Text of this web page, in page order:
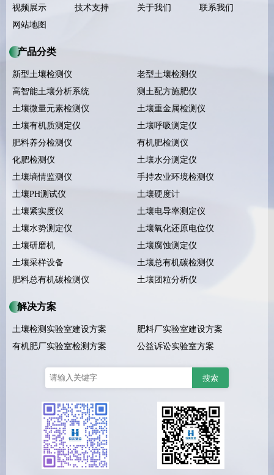
视频展示
技术支持 关于我们
联系我们
网站地图
产品分类
新型土壤检测仪
老型土壤检测仪
高智能土壤分析系统
测土配方施肥仪
土壤微量元素检测仪
土壤重金属检测仪
土壤有机质测定仪
土壤呼吸测定仪
肥料养分检测仪
有机肥检测仪
化肥检测仪
土壤水分测定仪
土壤墒情监测仪
手持农业环境检测仪
土壤PH测试仪
土壤硬度计
土壤紧实度仪
土壤电导率测定仪
土壤水势测定仪
土壤氧化还原电位仪
土壤研磨机
土壤腐蚀测定仪
土壤采样设备
土壤总有机碳检测仪
肥料总有机碳检测仪
土壤团粒分析仪
解决方案
土壤检测实验室建设方案
肥料厂实验室建设方案
有机肥厂实验室检测方案
公益诉讼实验室方案